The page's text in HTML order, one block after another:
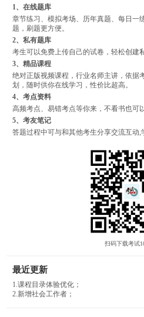
1、在线题库
章节练习、模拟考场、历年真题、每日一
题，刷题更方便。
2、私有题库
考生可以免费上传自己的试卷，轻松创建
3、精品课程
绝对正版视频课程，行业名师主讲，依据
划，随时供你在线学习，性价比超高。
4、考点资料
高频考点、易错考点等你来，不看书也可
5、考友笔记
答题过程中可与和其他考生分享交流互动,
扫码下载考试
最近更新
1.课程目录体验优化；
2.新增社会工作者；